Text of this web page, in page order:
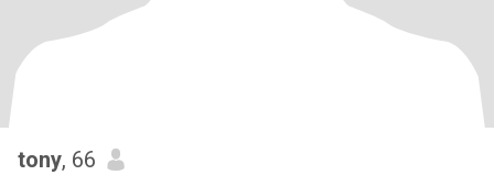
tony, 66